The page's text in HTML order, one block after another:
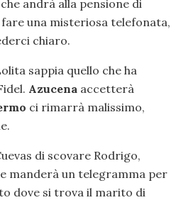
andrà alla pensione di
una misteriosa telefonata,
chiaro.
sappia quello che ha
Azucena accetterà
ci rimarrà malissimo,
di scovare Rodrigo,
manderà un telegramma per
dove si trova il marito di